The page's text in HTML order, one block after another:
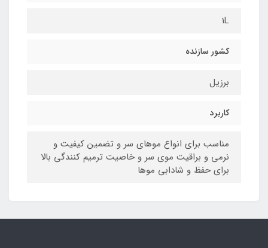
1L
کشور سازنده
برزیل
کاربرد
مناسب برای انواع موهای سر و تضمین کیفیت و
نرمی و براقیت موی سر و خاصیت ترمیم کنندگی بالا
برای حفظ و شادابی موها